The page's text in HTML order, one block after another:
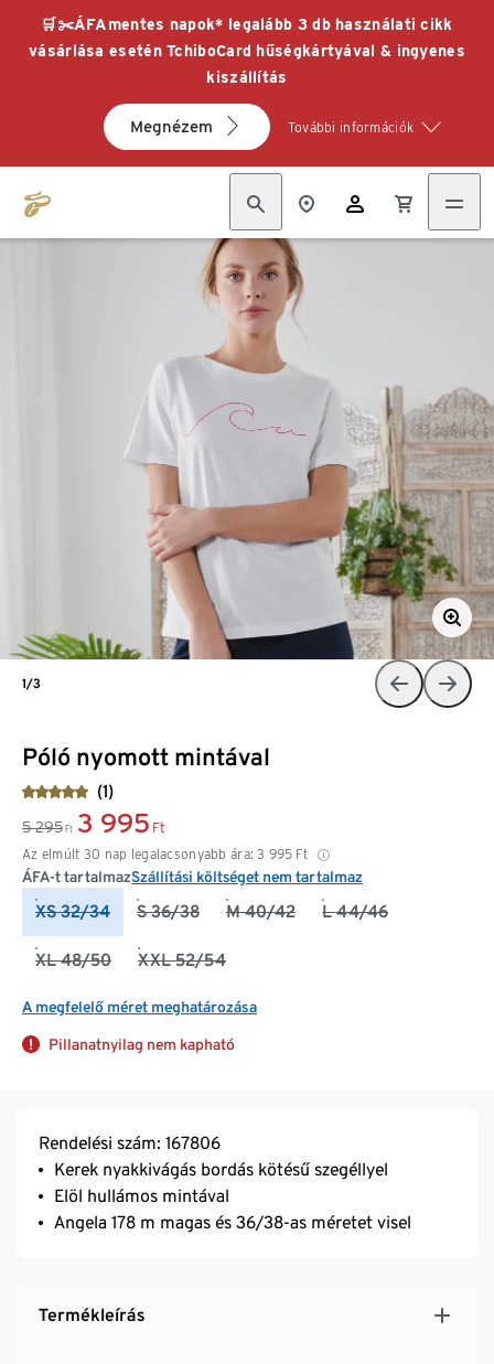
🛒✂️ÁFAmentes napok* legalább 3 db használati cikk
vásárlása esetén TchiboCard hűségkártyával & ingyenes
kiszállítás
Megnézem További információk
Póló nyomott mintával
(1)
5 295 Ft 3 995 Ft
Az elmúlt 30 nap legalacsonyabb ára: 3 995 Ft
ÁFA-t tartalmazSzállítási költséget nem tartalmaz
XS 32/34 S 36/38 M 40/42 L 44/46
XL 48/50 XXL 52/54
A megfelelő méret meghatározása
Pillanatnyilag nem kapható
1/3
Rendelési szám: 167806
Kerek nyakkivágás bordás kötésű szegéllyel
Elöl hullámos mintával
Angela 178 m magas és 36/38-as méretet visel
Termékleírás